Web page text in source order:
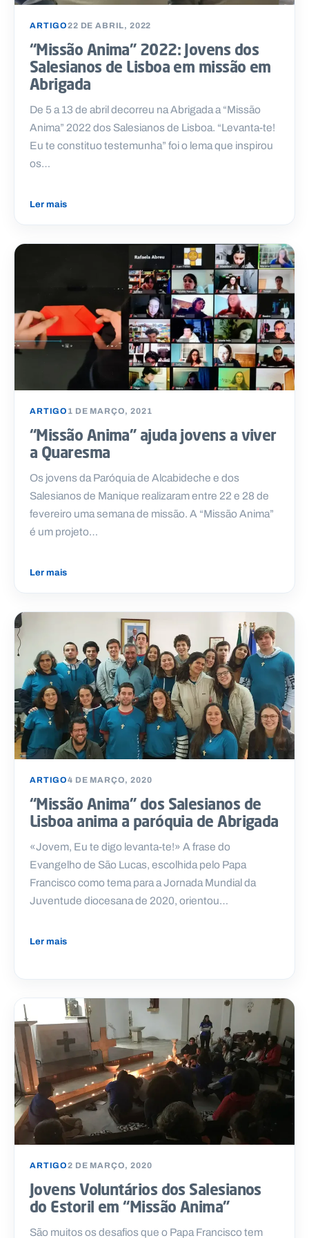
ARTIGO22 DE ABRIL, 2022
“Missão Anima” 2022: Jovens dos
Salesianos de Lisboa em missão em
Abrigada
De 5 a 13 de abril decorreu na Abrigada a “Missão
Anima” 2022 dos Salesianos de Lisboa. “Levanta-te!
Eu te constituo testemunha” foi o lema que inspirou
os…
Ler mais
ARTIGO1 DE MARÇO, 2021
“Missão Anima” ajuda jovens a viver
a Quaresma
Os jovens da Paróquia de Alcabideche e dos
Salesianos de Manique realizaram entre 22 e 28 de
fevereiro uma semana de missão. A “Missão Anima”
é um projeto…
Ler mais
ARTIGO4 DE MARÇO, 2020
“Missão Anima” dos Salesianos de
Lisboa anima a paróquia de Abrigada
«Jovem, Eu te digo levanta-te!» A frase do
Evangelho de São Lucas, escolhida pelo Papa
Francisco como tema para a Jornada Mundial da
Juventude diocesana de 2020, orientou…
Ler mais
ARTIGO2 DE MARÇO, 2020
Jovens Voluntários dos Salesianos
do Estoril em “Missão Anima”
São muitos os desafios que o Papa Francisco tem
.
p
t
A
g
n
d
a
C
o
t
a
c
t
e
w
s
e